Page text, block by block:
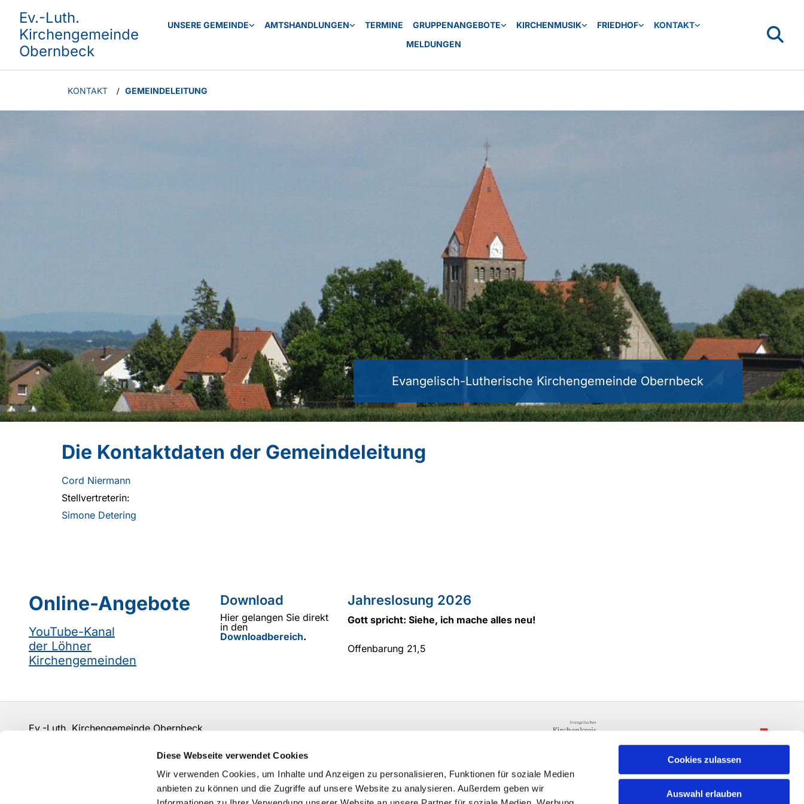
Diese Webseite verwendet Cookies
Wir verwenden Cookies, um Inhalte und Anzeigen zu personalisieren, Funktionen für soziale Medien
anbieten zu können und die Zugriffe auf unsere Website zu analysieren. Außerdem geben wir
Cookies zulassen
Auswahl erlauben
Ev.-Luth.
Kirchengemeinde
Obernbeck
UNSERE GEMEINDE AMTSHANDLUNGEN TERMINE GRUPPENANGEBOTE KIRCHENMUSIK FRIEDHOF
KONTAKT
MELDUNGEN
KONTAKT / GEMEINDELEITUNG
Evangelisch-Lutherische Kirchengemeinde Obernbeck
Die Kontaktdaten der Gemeindeleitung
Cord Niermann
Stellvertreterin:
Simone Detering
Online-Angebote
YouTube-Kanal
der Löhner
Kirchengemeinden
Download
Hier gelangen Sie direkt
in den
Downloadbereich.
Jahreslosung 2026
Gott spricht: Siehe, ich mache alles neu!
Offenbarung 21,5
Ev.-Luth. Kirchengemeinde Obernbeck